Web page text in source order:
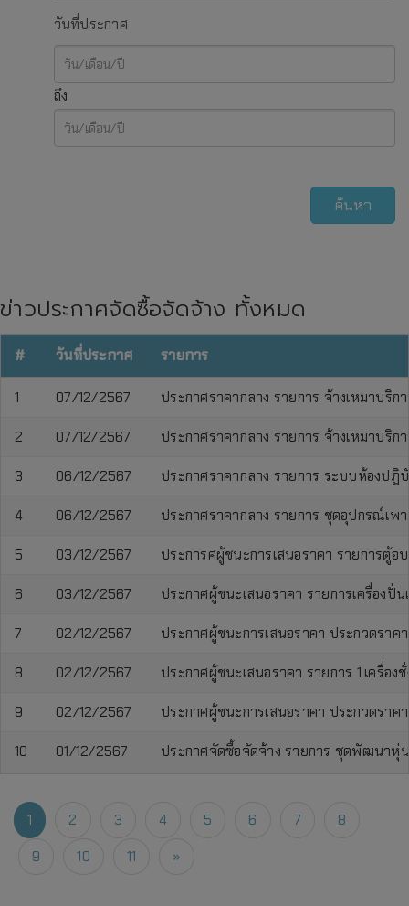
วันที่ประกาศ
ถึง
ค้นหา
ข่าวประกาศจัดซื้อจัดจ้าง ทั้งหมด
# วันที่ประกาศ รายการ
1 07/12/2567 ประกาศราคากลาง รายการ จ้างเหมาบริ
2 07/12/2567 ประกาศราคากลาง รายการ จ้างเหมาบ
3 06/12/2567 ประกาศราคากลาง รายการ ระบบห้องป
4 06/12/2567 ประกาศราคากลาง รายการ ชุดอุปกรณ์เพ
5 03/12/2567 ประการศผู้ชนะการเสนอราคา รายการตู้อ
6 03/12/2567 ประกาศผู้ชนะเสนอราคา รายการเครื่องปั่
7 02/12/2567 ประกาศผู้ชนะการเสนอราคา ประกวดราค
8 02/12/2567 ประกาศผู้ชนะเสนอราคา รายการ 1.เครื่อ
9 02/12/2567 ประกาศผู้ชนะการเสนอราคา ประกวดร
10 01/12/2567 ประกาศจัดซื้อจัดจ้าง รายการ ชุดพัฒนาหุ่
1 2 3 4 5 6 7
8
9
10 11 »